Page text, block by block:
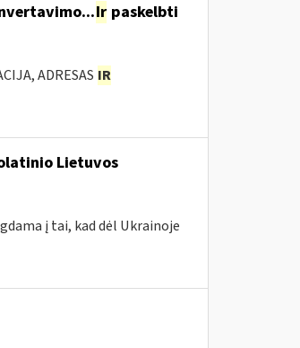
Irpaskelbti
ADRESAS IR
Lietuvos
į tai, kad dėl Ukrainoje